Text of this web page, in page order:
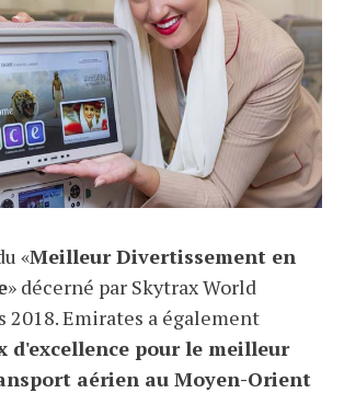
«Meilleur Divertissement en
» décerné par Skytrax World
2018. Emirates a également
d'excellence pour le meilleur
aérien au Moyen-Orient